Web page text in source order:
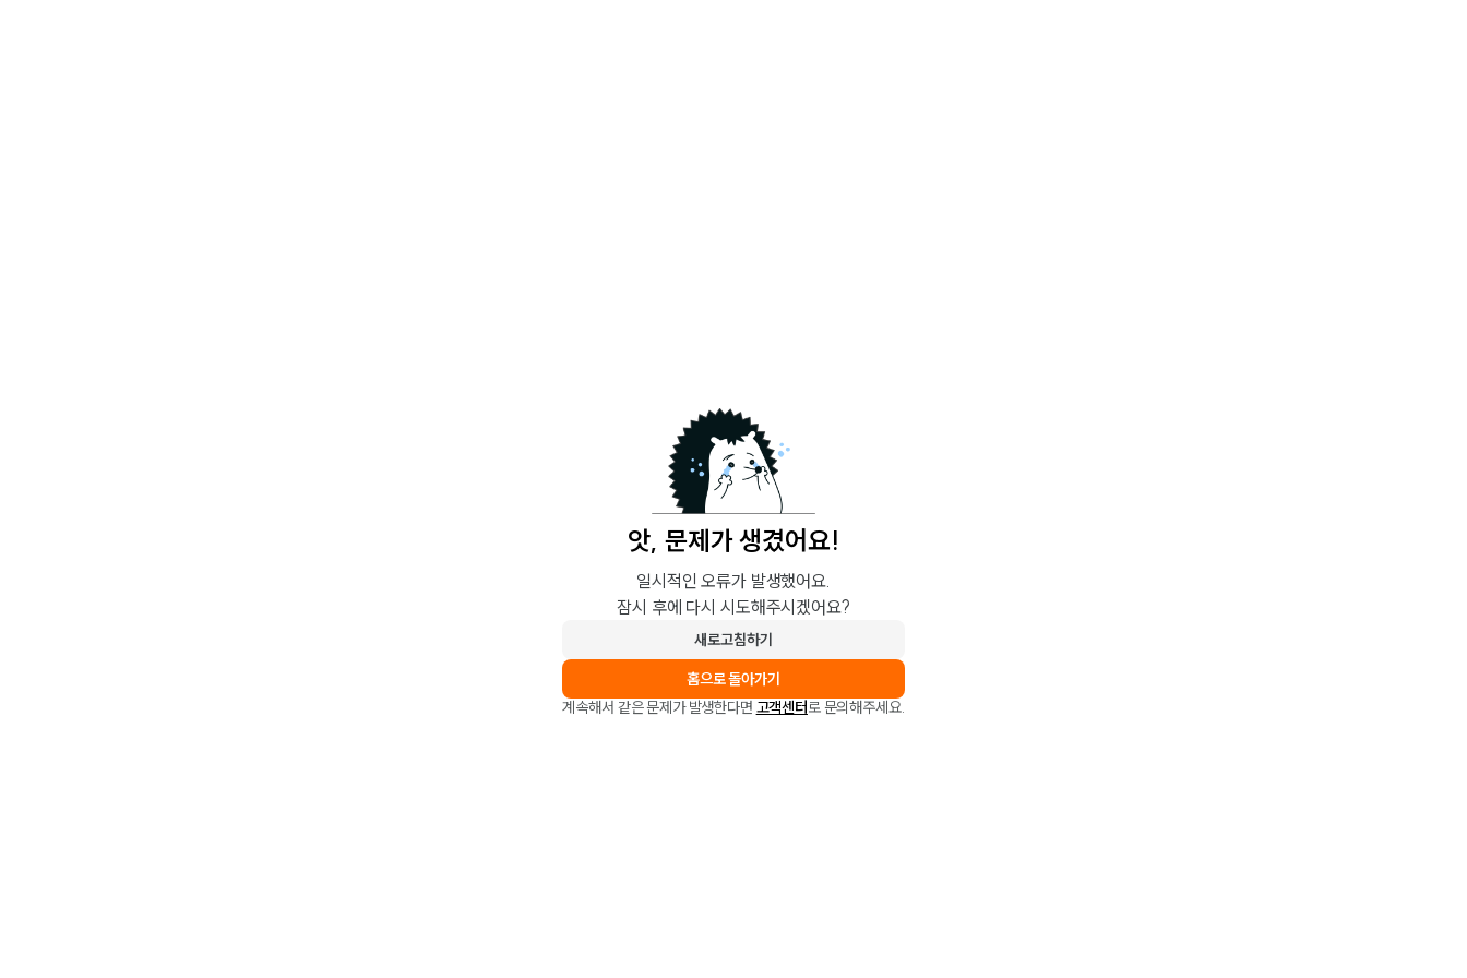
앗, 문제가 생겼어요!
일시적인 오류가 발생했어요.
잠시 후에 다시 시도해주시겠어요?
새로고침하기
홈으로 돌아가기
계속해서 같은 문제가 발생한다면 고객센터로 문의해주세요.